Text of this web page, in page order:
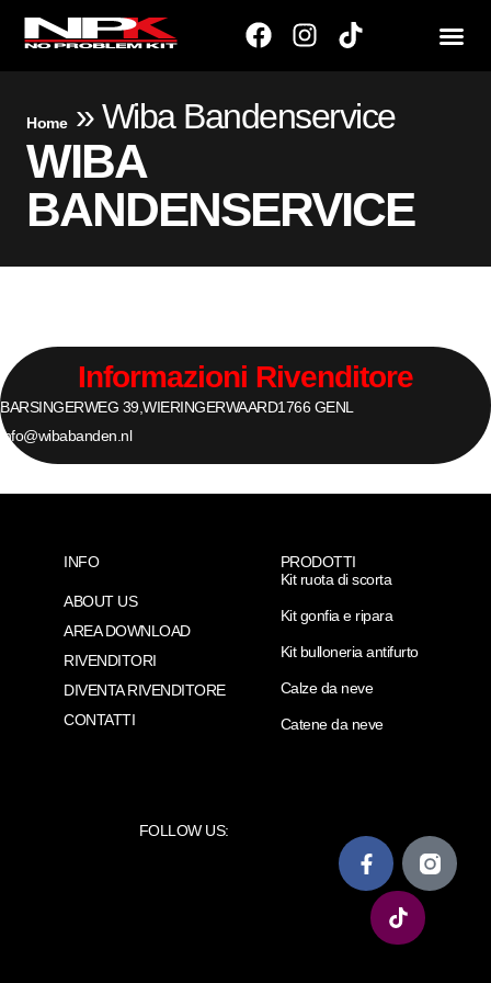
Home»Wiba Bandenservice
WIBA
BANDENSERVICE
Informazioni Rivenditore
BARSINGERWEG 39,WIERINGERWAARD1766 GENL
info@wibabanden.nl
INFO
ABOUT US
AREA DOWNLOAD
RIVENDITORI
DIVENTA RIVENDITORE
CONTATTI
PRODOTTI
Kit ruota di scorta
Kit gonfia e ripara
Kit bulloneria antifurto
Calze da neve
Catene da neve
FOLLOW US: